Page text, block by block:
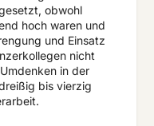
obwohl
hoch waren und
und Einsatz
nicht
in der
bis vierzig